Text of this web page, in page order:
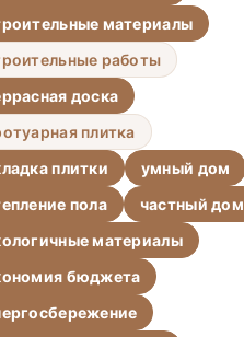
материалы
работы
доска
плитка
плитки
умный дом
пола
частный дом
материалы
бюджета